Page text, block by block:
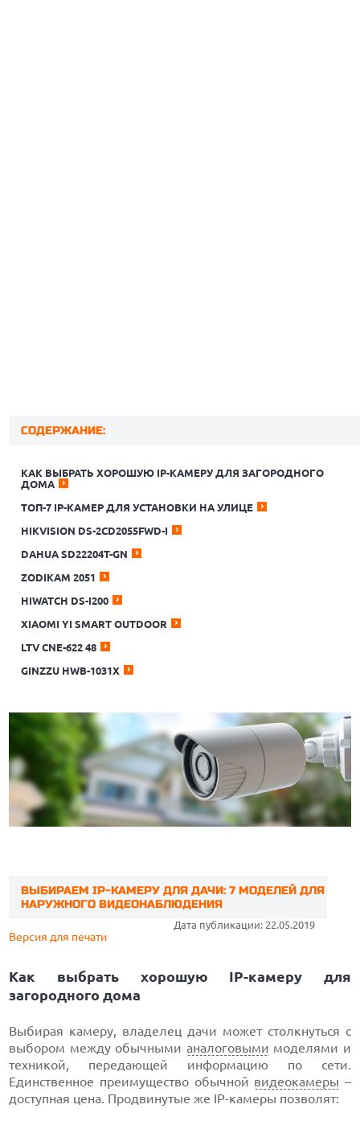
СОДЕРЖАНИЕ:
КАК ВЫБРАТЬ ХОРОШУЮ IP-КАМЕРУ ДЛЯ ЗАГОРОДНОГО
ДОМА
ТОП-7 IP-КАМЕР ДЛЯ УСТАНОВКИ НА УЛИЦЕ
HIKVISION DS-2CD2055FWD-I
DAHUA SD22204T-GN
ZODIKAM 2051
HIWATCH DS-I200
XIAOMI YI SMART OUTDOOR
LTV CNE-622 48
GINZZU HWB-1031X
ВЫБИРАЕМ IP-КАМЕРУ ДЛЯ ДАЧИ: 7 МОДЕЛЕЙ ДЛЯ
НАРУЖНОГО ВИДЕОНАБЛЮДЕНИЯ
Дата публикации: 22.05.2019
Версия для печати
Как выбрать хорошую IP-камеру для
загородного дома
Выбирая камеру, владелец дачи может столкнуться с
выбором между обычными аналоговыми моделями и
техникой, передающей информацию по сети.
Единственное преимущество обычной видеокамеры –
доступная цена. Продвинутые же IP-камеры позволят: